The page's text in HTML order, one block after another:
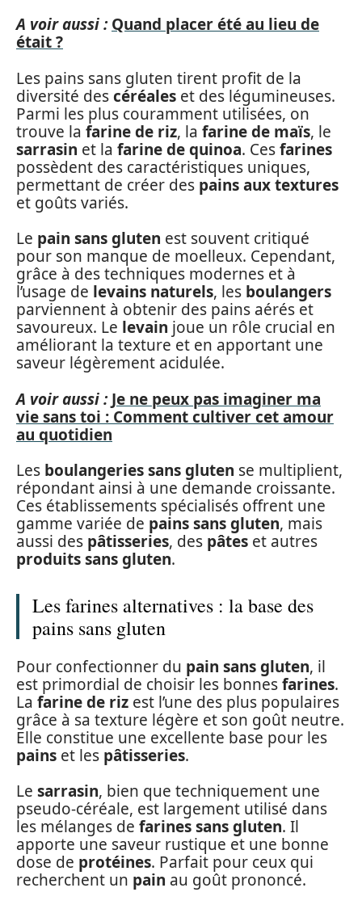
A voir aussi : Quand placer été au lieu de
était ?
Les pains sans gluten tirent profit de la
diversité descéréales et des légumineuses.
Parmi les plus couramment utilisées, on
trouve la farine de riz, la farine de maïs, le
sarrasin et la farine de quinoa. Cesfarines
possèdent des caractéristiques uniques,
permettant de créer des pains aux textures
et goûts variés.
Le pain sans gluten est souvent critiqué
pour son manque de moelleux. Cependant,
grâce à des techniques modernes et à
l’usage de levains naturels, les boulangers
parviennent à obtenir des pains aérés et
savoureux. Le levain joue un rôle crucial en
améliorant la texture et en apportant une
saveur légèrement acidulée.
A voir aussi : Je ne peux pas imaginer ma
vie sans toi : Comment cultiver cet amour
au quotidien
Les boulangeries sans gluten se multiplient,
répondant ainsi à une demande croissante.
Ces établissements spécialisés offrent une
gamme variée de pains sans gluten, mais
aussi des pâtisseries, des pâtes et autres
produits sans gluten.
Les farines alternatives : la base des
pains sans gluten
Pour confectionner du pain sans gluten, il
est primordial de choisir les bonnesfarines.
La farine de riz est l’une des plus populaires
grâce à sa texture légère et son goût neutre.
Elle constitue une excellente base pour les
pains et les pâtisseries.
Le sarrasin, bien que techniquement une
pseudo-céréale, est largement utilisé dans
les mélanges de farines sans gluten. Il
apporte une saveur rustique et une bonne
dose de protéines. Parfait pour ceux qui
recherchent un pain au goût prononcé.